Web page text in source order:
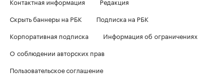
Скрыть баннеры на РБК
Подписка на РБК
Корпоративная подписка
Информация об ограничениях
О соблюдении авторских прав
Пользовательское соглашение